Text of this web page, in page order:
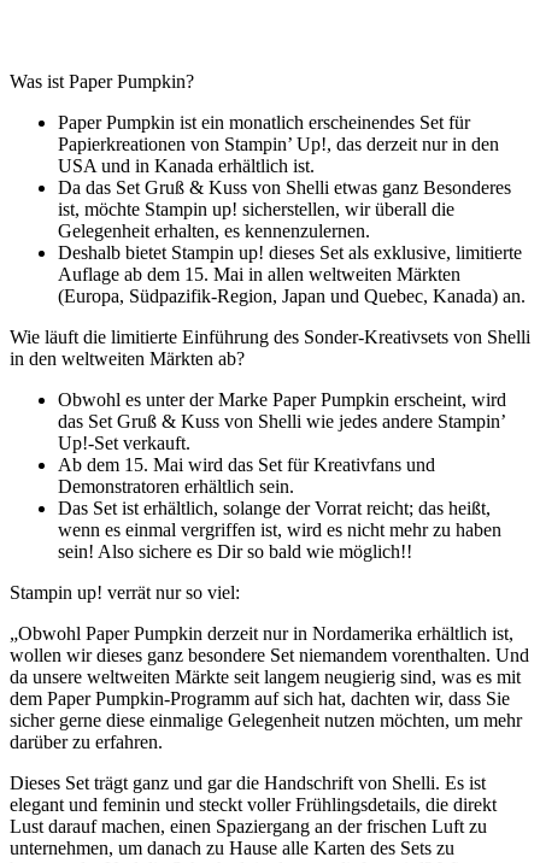
Was ist Paper Pumpkin?
Paper Pumpkin ist ein monatlich erscheinendes Set für
Papierkreationen von Stampin’ Up!, das derzeit nur in den
USA und in Kanada erhältlich ist.
Da das Set Gruß & Kuss von Shelli etwas ganz Besonderes
ist, möchte Stampin up! sicherstellen, wir überall die
Gelegenheit erhalten, es kennenzulernen.
Deshalb bietet Stampin up! dieses Set als exklusive, limitierte
Auflage ab dem 15. Mai in allen weltweiten Märkten
(Europa, Südpazifik-Region, Japan und Quebec, Kanada) an.
Wie läuft die limitierte Einführung des Sonder-Kreativsets von Shelli
in den weltweiten Märkten ab?
Obwohl es unter der Marke Paper Pumpkin erscheint, wird
das Set Gruß & Kuss von Shelli wie jedes andere Stampin’
Up!-Set verkauft.
Ab dem 15. Mai wird das Set für Kreativfans und
Demonstratoren erhältlich sein.
Das Set ist erhältlich, solange der Vorrat reicht; das heißt,
wenn es einmal vergriffen ist, wird es nicht mehr zu haben
sein! Also sichere es Dir so bald wie möglich!!
Stampin up! verrät nur so viel:
„Obwohl Paper Pumpkin derzeit nur in Nordamerika erhältlich ist,
wollen wir dieses ganz besondere Set niemandem vorenthalten. Und
da unsere weltweiten Märkte seit langem neugierig sind, was es mit
dem Paper Pumpkin-Programm auf sich hat, dachten wir, dass Sie
sicher gerne diese einmalige Gelegenheit nutzen möchten, um mehr
darüber zu erfahren.
Dieses Set trägt ganz und gar die Handschrift von Shelli. Es ist
elegant und feminin und steckt voller Frühlingsdetails, die direkt
Lust darauf machen, einen Spaziergang an der frischen Luft zu
unternehmen, um danach zu Hause alle Karten des Sets zu